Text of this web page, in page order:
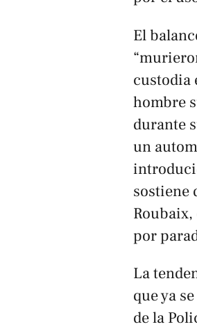
El
custodia
hombre
durante
un
sostiene
por
La
que ya
de la